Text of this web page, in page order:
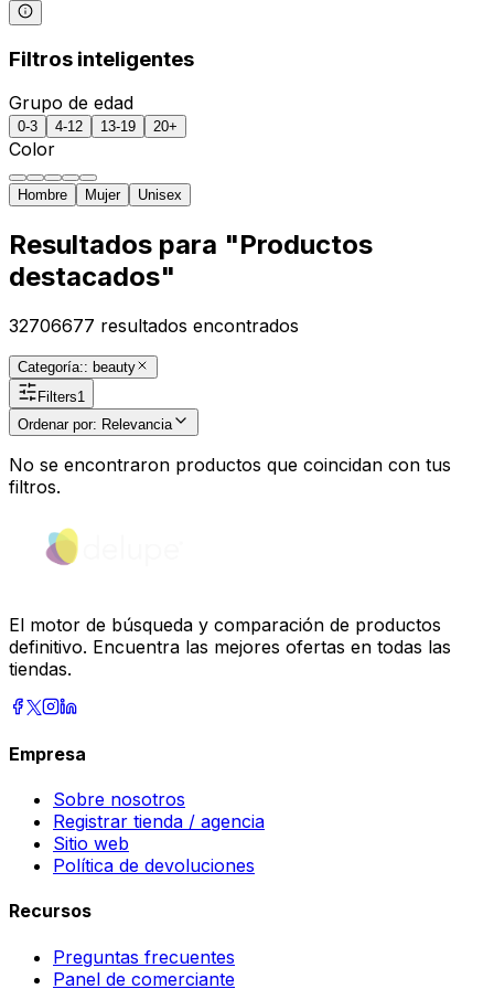
Filtros inteligentes
Grupo de edad
0-3 4-12 13-19 20+
Color
Hombre Mujer Unisex
Resultados para "Productos
destacados"
32706677 resultados encontrados
Categoría:: beauty
Filters1
Ordenar por: Relevancia
No se encontraron productos que coincidan con tus
filtros.
El motor de búsqueda y comparación de productos
definitivo. Encuentra las mejores ofertas en todas las
tiendas.
Empresa
Sobre nosotros
Registrar tienda / agencia
Sitio web
Política de devoluciones
Recursos
Preguntas frecuentes
Panel de comerciante